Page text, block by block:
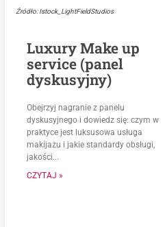
Źródło: Istock_LightFieldStudios
Luxury Make up
service (panel
dyskusyjny)
Obejrzyj nagranie z panelu
dyskusyjnego i dowiedz się: czym w
praktyce jest luksusowa usługa
makijażu i jakie standardy obsługi,
jakości...
CZYTAJ »